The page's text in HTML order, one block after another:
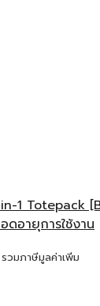
1 Totepack
อายุการใช้งาน
รวมภาษีมูลค่าเพิ่ม